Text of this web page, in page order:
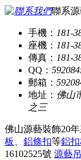
聯系
手機： 181-
座機： 181-
傳真： 181-
QQ：
郵箱：
地址： 佛山
之三
佛山源藝裝飾20
板 、 鋁條扣等鋁
16102525號 源藝